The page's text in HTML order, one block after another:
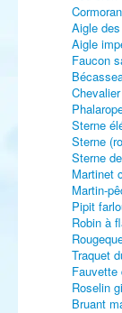
Aigle
Aigle
Faucon
Sterne
Sterne
Sterne
Martinet
Martin-
Pipit
Robin à
Traquet
Fauvette
Roselin
Bruant